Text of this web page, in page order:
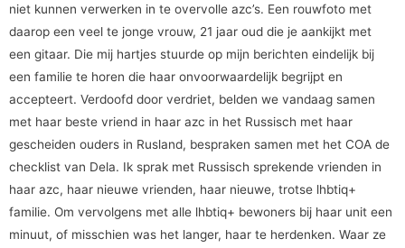
niet kunnen verwerken in te overvolle azc’s. Een rouwfoto met
daarop een veel te jonge vrouw, 21 jaar oud die je aankijkt met
een gitaar. Die mij hartjes stuurde op mijn berichten eindelijk bij
een familie te horen die haar onvoorwaardelijk begrijpt en
accepteert. Verdoofd door verdriet, belden we vandaag samen
met haar beste vriend in haar azc in het Russisch met haar
gescheiden ouders in Rusland, bespraken samen met het COA de
checklist van Dela. Ik sprak met Russisch sprekende vrienden in
haar azc, haar nieuwe vrienden, haar nieuwe, trotse lhbtiq+
familie. Om vervolgens met alle lhbtiq+ bewoners bij haar unit een
minuut, of misschien was het langer, haar te herdenken. Waar ze